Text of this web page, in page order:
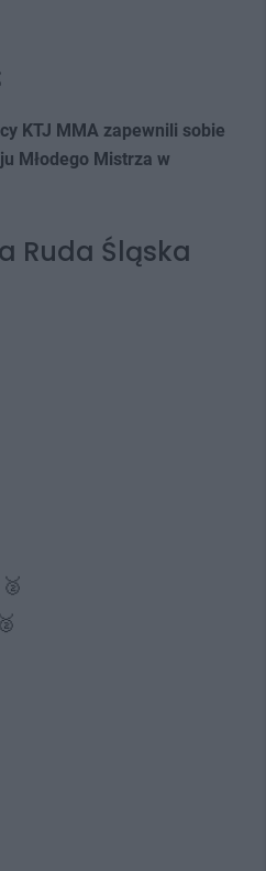
KTJ MMA zapewnili sobie
Młodego Mistrza w
Ruda Śląska